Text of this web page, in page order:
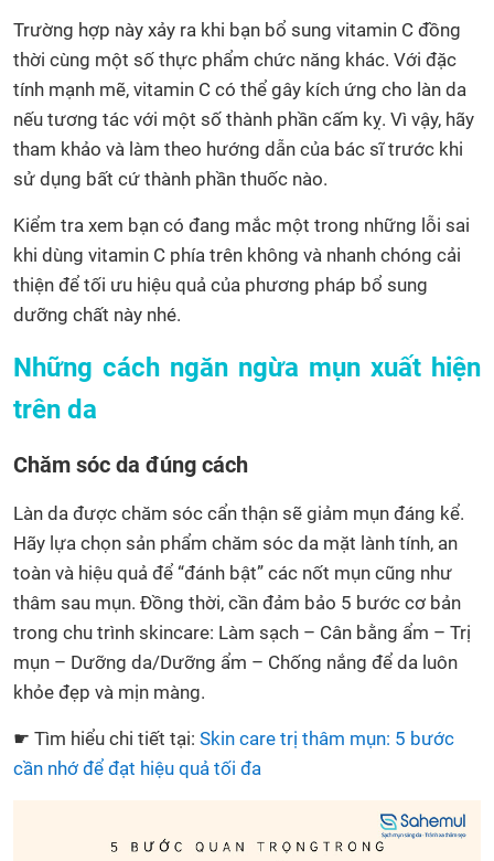
Trường hợp này xảy ra khi bạn bổ sung vitamin C đồng
thời cùng một số thực phẩm chức năng khác. Với đặc
tính mạnh mẽ, vitamin C có thể gây kích ứng cho làn da
nếu tương tác với một số thành phần cấm kỵ. Vì vậy, hãy
tham khảo và làm theo hướng dẫn của bác sĩ trước khi
sử dụng bất cứ thành phần thuốc nào.
Kiểm tra xem bạn có đang mắc một trong những lỗi sai
khi dùng vitamin C phía trên không và nhanh chóng cải
thiện để tối ưu hiệu quả của phương pháp bổ sung
dưỡng chất này nhé.
Những cách ngăn ngừa mụn xuất hiện
trên da
Chăm sóc da đúng cách
Làn da được chăm sóc cẩn thận sẽ giảm mụn đáng kể.
Hãy lựa chọn sản phẩm chăm sóc da mặt lành tính, an
toàn và hiệu quả để “đánh bật” các nốt mụn cũng như
thâm sau mụn. Đồng thời, cần đảm bảo 5 bước cơ bản
trong chu trình skincare: Làm sạch – Cân bằng ẩm – Trị
mụn – Dưỡng da/Dưỡng ẩm – Chống nắng để da luôn
khỏe đẹp và mịn màng.
☛ Tìm hiểu chi tiết tại: Skin care trị thâm mụn: 5 bước
cần nhớ để đạt hiệu quả tối đa